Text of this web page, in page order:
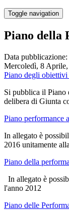
Toggle navigation
Piano della
Data pubblicazione:
Mercoledì, 8
Piano degli obiettivi
Si pubblica il Piano
delibera di Giunta
Piano performance
In allegato è
2016 unitamente
Piano della
In allegato è
l'anno 2012
Piano delle